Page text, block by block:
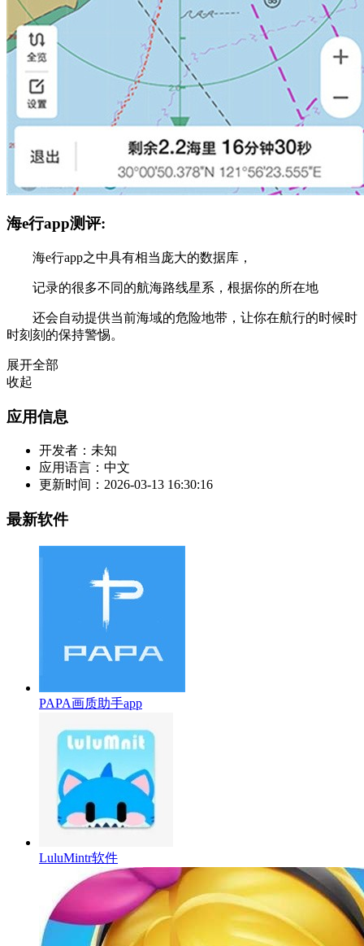
海e行app测评:
海e行app之中具有相当庞大的数据库，
记录的很多不同的航海路线星系，根据你的所在地
还会自动提供当前海域的危险地带，让你在航行的时候时
时刻刻的保持警惕。
展开全部
收起
应用信息
开发者： 未知
应用语言： 中文
更新时间： 2026-03-13 16:30:16
最新软件
PAPA画质助手app
LuluMintr软件